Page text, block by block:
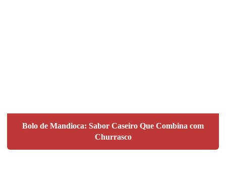
Bolo de Mandioca: Sabor Caseiro Que Combina com
Churrasco